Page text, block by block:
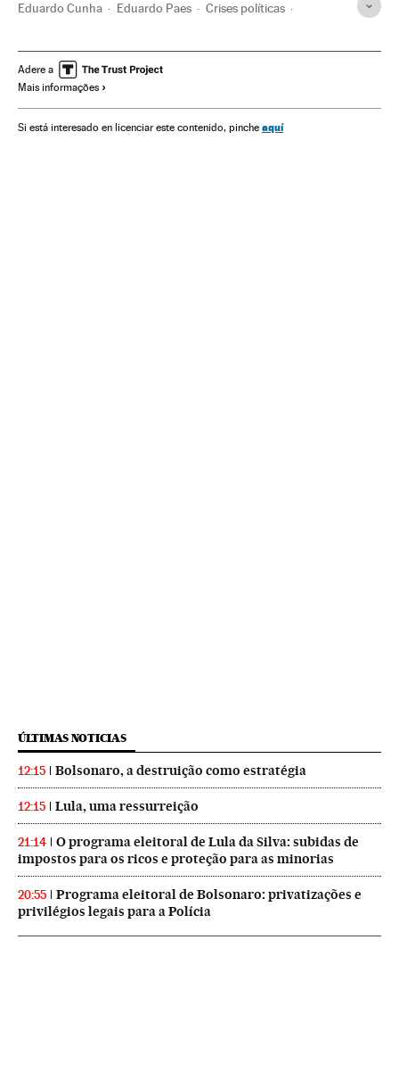
Eduardo Cunha Eduardo Paes Crises políticas
Rio de Janeiro Vice-presidente Brasil
Recessão econômica
Presidência Brasil Conjuntura econômica Brasil
Adere a
Mais informações
Si está interesado en licenciar este contenido, pinche aquí
ÚLTIMAS NOTICIAS
12:15 Bolsonaro, a destruição como estratégia
12:15 Lula, uma ressurreição
21:14
O programa eleitoral de Lula da Silva: subidas de
impostos para os ricos e proteção para as minorias
20:55
Programa eleitoral de Bolsonaro: privatizações e
privilégios legais para a Polícia